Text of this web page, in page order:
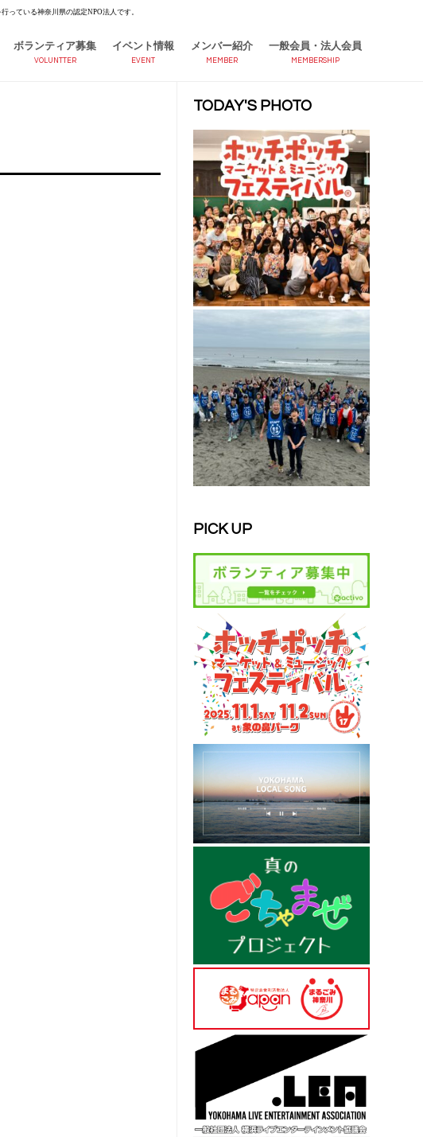
っている神奈川県の認定NPO法人です。
ボランティア募集
VOLUNTTER
イベント情報
EVENT
メンバー紹介
MEMBER
一般会員・法人会員
MEMBERSHIP
TODAY'S PHOTO
PICK UP